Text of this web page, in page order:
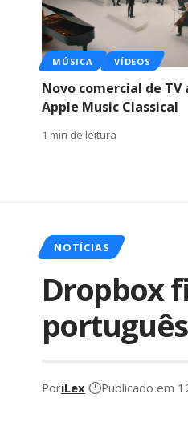
MÚSICA VÍDEOS
Novo comercial de TV
Apple Music Classical
1 min de leitura
NOTÍCIAS
Dropbox
PoriLex Publicado em